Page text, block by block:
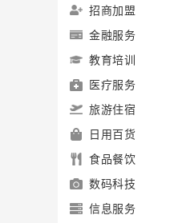
招商加盟
金融服务
教育培训
医疗服务
旅游住宿
日用百货
食品餐饮
数码科技
信息服务